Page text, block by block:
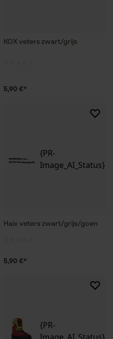
KOX veters zwart/grijs
5,90 €*
{PR-
Image_AI_Status}
Haix veters zwart/grijs/goen
5,90 €*
{PR-